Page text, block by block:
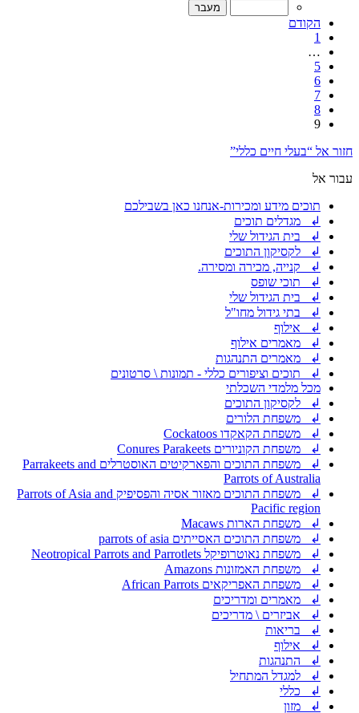
הקודם
1
…
5
6
7
8
9
חזור אל “בעלי חיים כללי”
עבור אל
תוכים מידע ומכירות-אנחנו כאן בשבילכם
↲ מגדלים תוכים
↲ בית הגידול שלי
↲ לקסיקון התוכים
↲ קנייה, מכירה ומסירה.
↲ תוכי שופס
↲ בית הגידול שלי
↲ בתי גידול מחו"ל
↲ אילוף
↲ מאמרים אילוף
↲ מאמרים התנהגות
↲ תוכים וציפורים כללי - תמונות \ סרטונים
מכל מלמדי השכלתי
↲ לקסיקון התוכים
↲ משפחת הלורים
↲ משפחת הקאקדו Cockatoos
↲ משפחת הקוניורים Conures Parakeets
↲ משפחת התוכים והפארקיטים האוסטרלים Parrakeets and
Parrots of Australia
↲ משפחת התוכים מאזור אסיה והפסיפיק Parrots of Asia and
Pacific region
↲ משפחת הארות Macaws
↲ משפחת התוכים האסייתים parrots of asia
↲ משפחת נאוטרופיקל Neotropical Parrots and Parrotlets
↲ משפחת האמזונות Amazons
↲ משפחת האפריקאים African Parrots
↲ מאמרים ומדריכים
↲ אביזרים \ מדריכים
↲ בריאות
↲ אילוף
↲ התנהגות
↲ למגדל המתחיל
↲ כללי
↲ מזון